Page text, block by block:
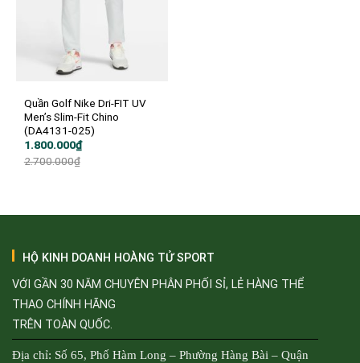
Quần Golf Nike Dri-FIT UV
Men’s Slim-Fit Chino
(DA4131-025)
2.700.000₫
Giá
là:
1.800.000₫
Giá
tại
HỘ KINH DOANH HOÀNG TỬ SPORT
VỚI GẦN 30 NĂM CHUYÊN PHÂN PHỐI SỈ, LẺ HÀNG THỂ
THAO CHÍNH HÃNG
TRÊN TOÀN QUỐC.
Địa chỉ: Số 65, Phố Hàm Long – Phường Hàng Bài – Quận